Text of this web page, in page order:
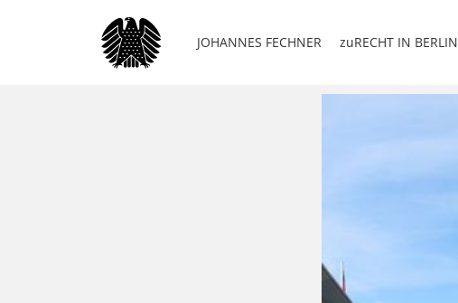
JOHANNES FECHNER zuRECHT IN BERLIN